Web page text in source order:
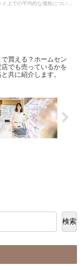
上での平均的な価格について
買える？ホームセン
でも売っているかを
共に紹介します。
検索